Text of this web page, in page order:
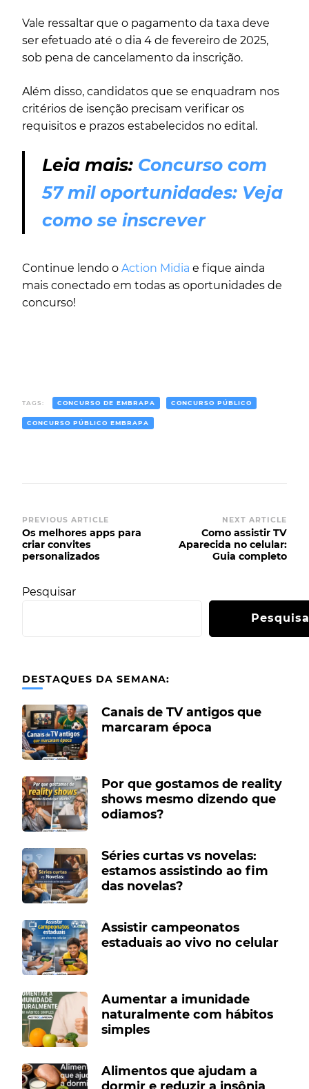
Vale ressaltar que o pagamento da taxa deve
ser efetuado até o dia 4 de fevereiro de 2025,
sob pena de cancelamento da inscrição.
Além disso, candidatos que se enquadram nos
critérios de isenção precisam verificar os
requisitos e prazos estabelecidos no edital.
Leia mais: Concurso com
57 mil oportunidades: Veja
como se inscrever
Continue lendo o Action Midia e fique ainda
mais conectado em todas as oportunidades de
concurso!
TAGS: CONCURSO DE EMBRAPA CONCURSO PÚBLICO
CONCURSO PÚBLICO EMBRAPA
PREVIOUS ARTICLE
Os melhores apps para
criar convites
personalizados
NEXT ARTICLE
Como assistir TV
Aparecida no celular:
Guia completo
Pesquisar
DESTAQUES DA SEMANA:
Canais de TV antigos que
marcaram época
Por que gostamos de reality
shows mesmo dizendo que
odiamos?
Séries curtas vs novelas:
estamos assistindo ao fim
das novelas?
Assistir campeonatos
estaduais ao vivo no celular
Aumentar a imunidade
naturalmente com hábitos
simples
Alimentos que ajudam a
dormir e reduzir a insônia